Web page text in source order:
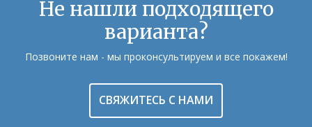
Не нашли подходящего
варианта?
Позвоните нам - мы проконсультируем и все покажем!
СВЯЖИТЕСЬ С НАМИ